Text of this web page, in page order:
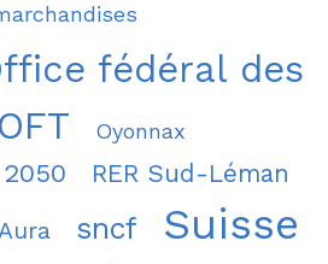
fédéral des
Oyonnax
RER Sud-Léman
sncf Suisse